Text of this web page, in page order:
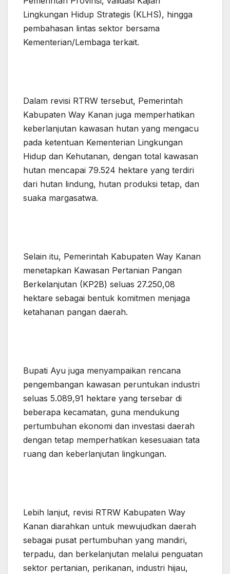
Lingkungan Hidup Strategis (KLHS), hingga
pembahasan lintas sektor bersama
Kementerian/Lembaga terkait.
Dalam revisi RTRW tersebut, Pemerintah
Kabupaten Way Kanan juga memperhatikan
keberlanjutan kawasan hutan yang mengacu
pada ketentuan Kementerian Lingkungan
Hidup dan Kehutanan, dengan total kawasan
hutan mencapai 79.524 hektare yang terdiri
dari hutan lindung, hutan produksi tetap, dan
suaka margasatwa.
Selain itu, Pemerintah Kabupaten Way Kanan
menetapkan Kawasan Pertanian Pangan
Berkelanjutan (KP2B) seluas 27.250,08
hektare sebagai bentuk komitmen menjaga
ketahanan pangan daerah.
Bupati Ayu juga menyampaikan rencana
pengembangan kawasan peruntukan industri
seluas 5.089,91 hektare yang tersebar di
beberapa kecamatan, guna mendukung
pertumbuhan ekonomi dan investasi daerah
dengan tetap memperhatikan kesesuaian tata
ruang dan keberlanjutan lingkungan.
Lebih lanjut, revisi RTRW Kabupaten Way
Kanan diarahkan untuk mewujudkan daerah
sebagai pusat pertumbuhan yang mandiri,
terpadu, dan berkelanjutan melalui penguatan
sektor pertanian, perikanan, industri hijau,